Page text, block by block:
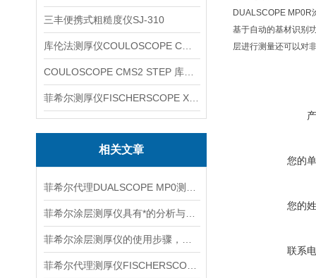
三丰便携式粗糙度仪SJ-310
相关文章
DUALSCOPE MP0R
基于自动的基材识别
层进行测量还可以对
您的
您的
联系